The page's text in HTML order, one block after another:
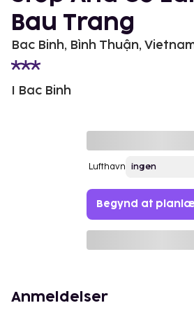
Bau Trang
Bac Binh, Bình Thuận,
I Bac Binh
Lufthavn
Begynd at
Anmeldelser